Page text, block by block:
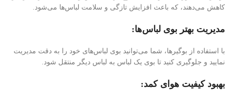
کاهش می‌دهند، که باعث افزایش تازگی و سلامت لباس‌ها می‌شود.
مدیریت بهتر بوی لباس‌ها:
با استفاده از بوگیرها، شما می‌توانید بوی لباس‌های خود را به دقت مدیریت
نمایید و جلوگیری کنید تا بوی یک لباس به لباس دیگر منتقل شود.
بهبود کیفیت هوای کمد: